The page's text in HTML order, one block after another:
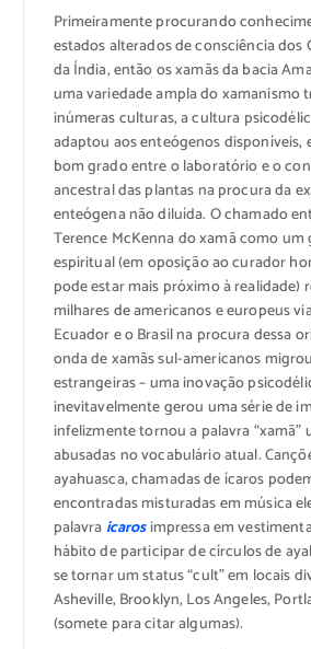
Primeiramente procurando
estados alterados de consciência dos
da Índia, então os xamãs da bacia
uma variedade ampla do xamanismo
inúmeras culturas, a cultura
adaptou aos enteógenos disponíveis,
bom grado entre o laboratório e o
ancestral das plantas na procura da
enteógena não diluída. O chamado
Terence McKenna do xamã como
espiritual (em oposição ao curador
pode estar mais próximo à realidade)
milhares de americanos e europeus
Ecuador e o Brasil na procura dessa
onda de xamãs sul-americanos
estrangeiras – uma inovação
inevitavelmente gerou uma série de
infelizmente tornou a palavra “xamã”
abusadas no vocabulário atual.
ayahuasca, chamadas de ícaros
encontradas misturadas em música
palavraicarosimpressa em
hábito de participar de círculos de
se tornar um status “cult” em locais
Asheville, Brooklyn, Los Angeles,
(somete para citar algumas).